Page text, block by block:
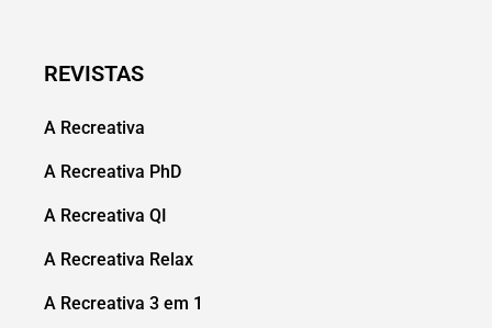
REVISTAS
A Recreativa
A Recreativa PhD
A Recreativa QI
A Recreativa Relax
A Recreativa 3 em 1